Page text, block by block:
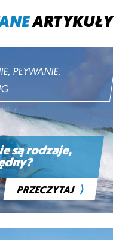
ARTYKUŁY
PŁYWANIE,
są rodzaje,
PRZECZYTAJ ⟩